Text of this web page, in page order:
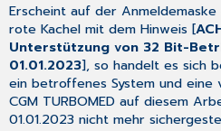
Optimierungen
in
CGM
TURBOMED
3.34.1
Formatfehler
Erscheint auf der
rote Kachel mit dem Hinweis [
Unterstützung von 32 Bit-
01.01.2023], so handelt es sich
ein betroffenes System und eine
CGM TURBOMED auf diesem
01.01.2023 nicht mehr